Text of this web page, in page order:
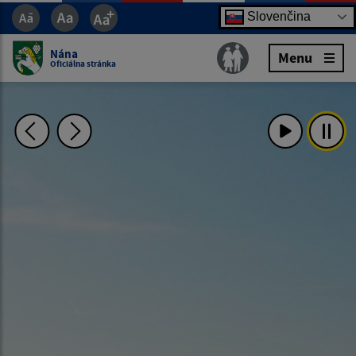
Slovenčina
Nána
Oficiálna stránka Menu